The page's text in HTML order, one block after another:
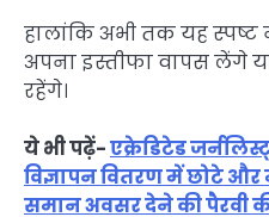
हालांकि अभी तक यह स्पष्ट
अपना इस्तीफा वापस लेंगे
रहेंगे।
ये भी पढ़ें-एक्रेडिटेड
विज्ञापन वितरण में छोटे और
समान अवसर देने की पैरवी